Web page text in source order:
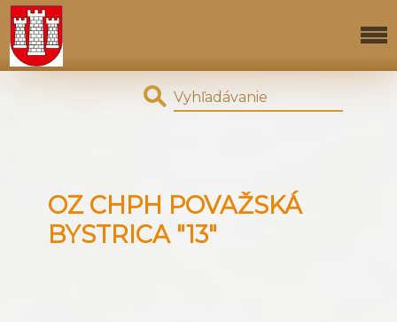
OZ CHPH POVAŽSKÁ
BYSTRICA "13"